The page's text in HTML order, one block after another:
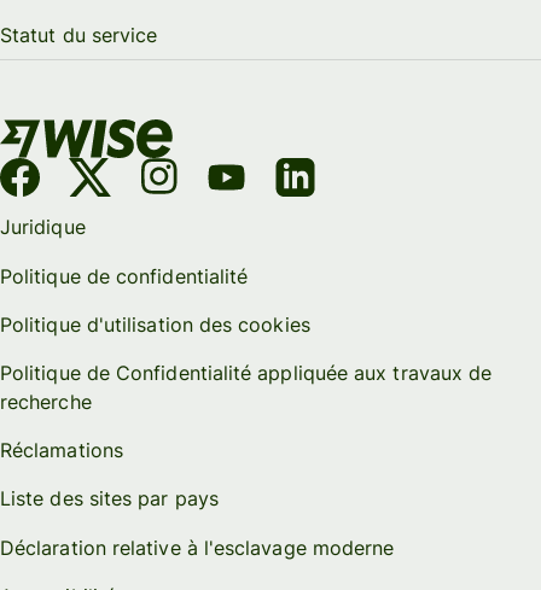
Statut du service
Juridique
Politique de confidentialité
Politique d'utilisation des cookies
Politique de Confidentialité appliquée aux travaux de
recherche
Réclamations
Liste des sites par pays
Déclaration relative à l'esclavage moderne